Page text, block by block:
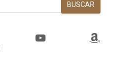
BUSCAR
YouTube Amazon